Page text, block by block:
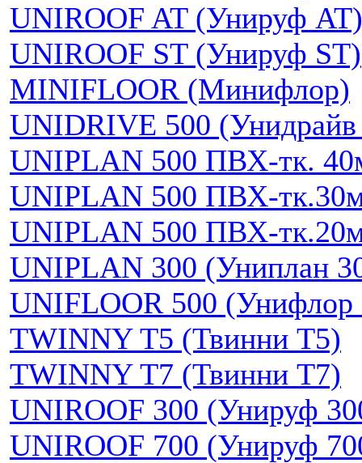
UNIROOF AT (Унируф AT)
UNIROOF ST (Унируф ST)
MINIFLOOR (Минифлор)
UNIDRIVE 500 (Унидрайв
UNIPLAN 500 ПВХ-тк.
UNIPLAN 500 ПВХ-
UNIPLAN 500 ПВХ-
UNIPLAN 300 (Униплан
UNIFLOOR 500 (Унифлор
TWINNY T5 (Твинни Т5)
TWINNY T7 (Твинни Т7)
UNIROOF 300 (Унируф
UNIROOF 700 (Унируф